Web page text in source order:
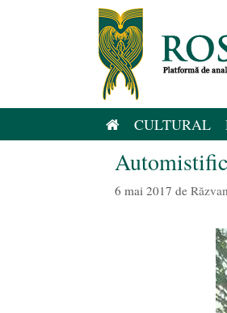
CULTURAL
6 mai 2017 de